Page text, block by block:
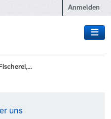
Anmelden
uns